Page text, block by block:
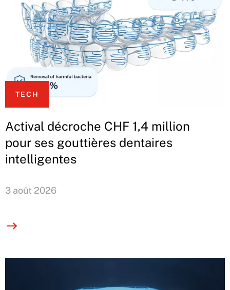
TECH
Actival décroche CHF 1,4 million
pour ses gouttières dentaires
intelligentes
3 août 2026